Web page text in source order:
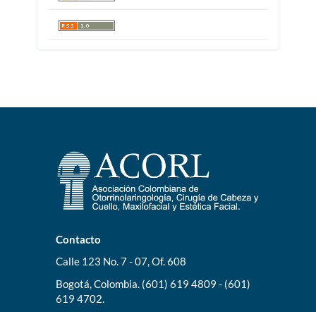
Contacto
Calle 123 No. 7 - 07, Of. 608
Bogotá, Colombia. (601) 619 4809 - (601)
619 4702.